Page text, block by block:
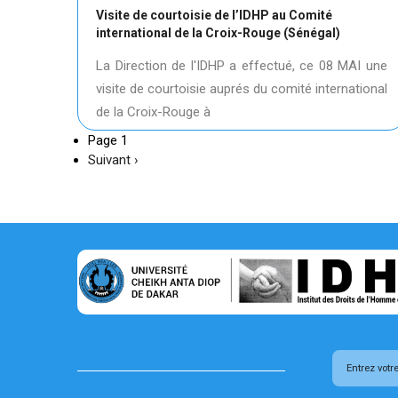
Visite de courtoisie de l’IDHP au Comité
international de la Croix-Rouge (Sénégal)
La Direction de l'IDHP a effectué, ce 08 MAI une
visite de courtoisie auprés du comité international
de la Croix-Rouge à
Page 1
Page
Suivant ›